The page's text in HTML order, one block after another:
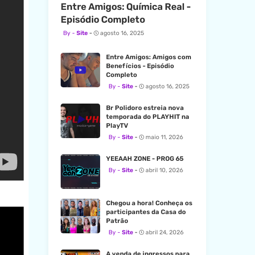
Entre Amigos: Química Real -
Episódio Completo
Site agosto 16, 2025
Entre Amigos: Amigos com
Benefícios - Episódio
Completo
Site agosto 16, 2025
Br Polidoro estreia nova
temporada do PLAYHIT na
PlayTV
Site maio 11, 2026
YEEAAH ZONE - PROG 65
Site abril 10, 2026
Chegou a hora! Conheça os
participantes da Casa do
Patrão
Site abril 24, 2026